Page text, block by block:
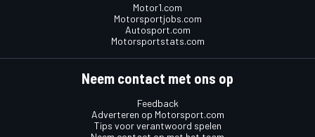
Motor1.com
Motorsportjobs.com
Autosport.com
Motorsportstats.com
Neem contact met ons op
Feedback
Adverteren op Motorsport.com
Tips voor verantwoord spelen